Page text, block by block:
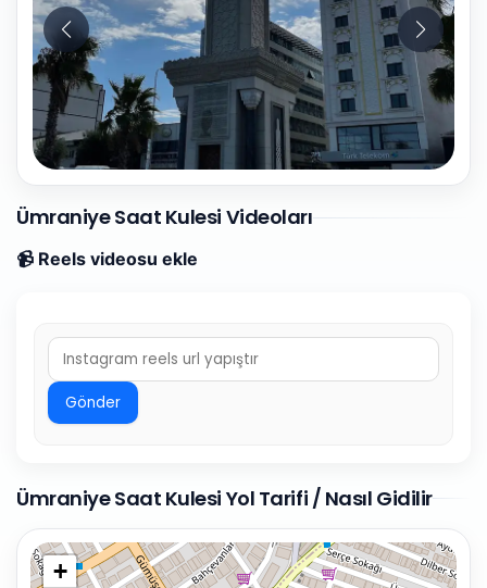
Ümraniye Saat Kulesi Videoları
📹 Reels videosu ekle
Gönder
Ümraniye Saat Kulesi Yol Tarifi / Nasıl Gidilir
+